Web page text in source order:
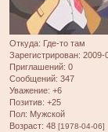
Откуда: Где-то там
Зарегистрирован: 2009-
Приглашений: 0
Сообщений: 347
Уважение: +6
Позитив: +25
Пол: Мужской
Возраст: 48 [1978-04-06]